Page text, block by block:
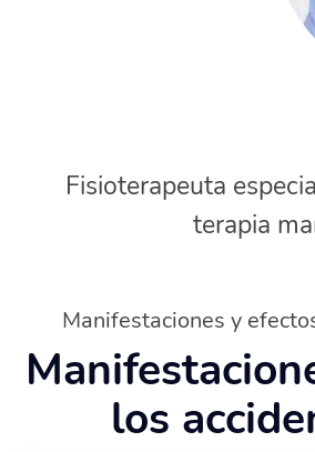
Fisioterapeuta
terapia
Manifestaciones y
los